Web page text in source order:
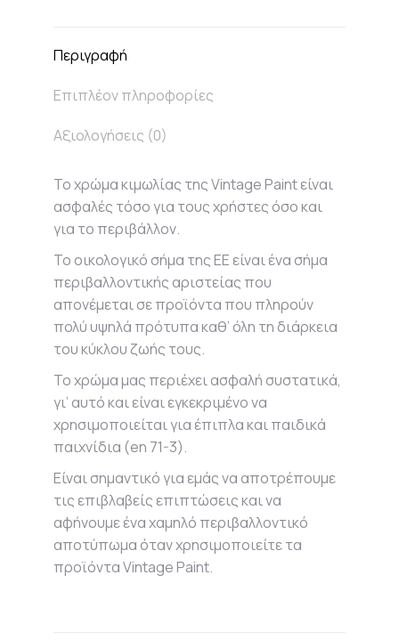
Περιγραφή
Επιπλέον πληροφορίες
Αξιολογήσεις (0)
Το χρώμα κιμωλίας της Vintage Paint είναι
ασφαλές τόσο για τους χρήστες όσο και
για το περιβάλλον.
Το οικολογικό σήμα της ΕΕ είναι ένα σήμα
περιβαλλοντικής αριστείας που
απονέμεται σε προϊόντα που πληρούν
πολύ υψηλά πρότυπα καθ’ όλη τη διάρκεια
του κύκλου ζωής τους.
Το χρώμα μας περιέχει ασφαλή συστατικά,
γι’ αυτό και είναι εγκεκριμένο να
χρησιμοποιείται για έπιπλα και παιδικά
παιχνίδια (en 71-3).
Είναι σημαντικό για εμάς να αποτρέπουμε
τις επιβλαβείς επιπτώσεις και να
αφήνουμε ένα χαμηλό περιβαλλοντικό
αποτύπωμα όταν χρησιμοποιείτε τα
προϊόντα Vintage Paint.